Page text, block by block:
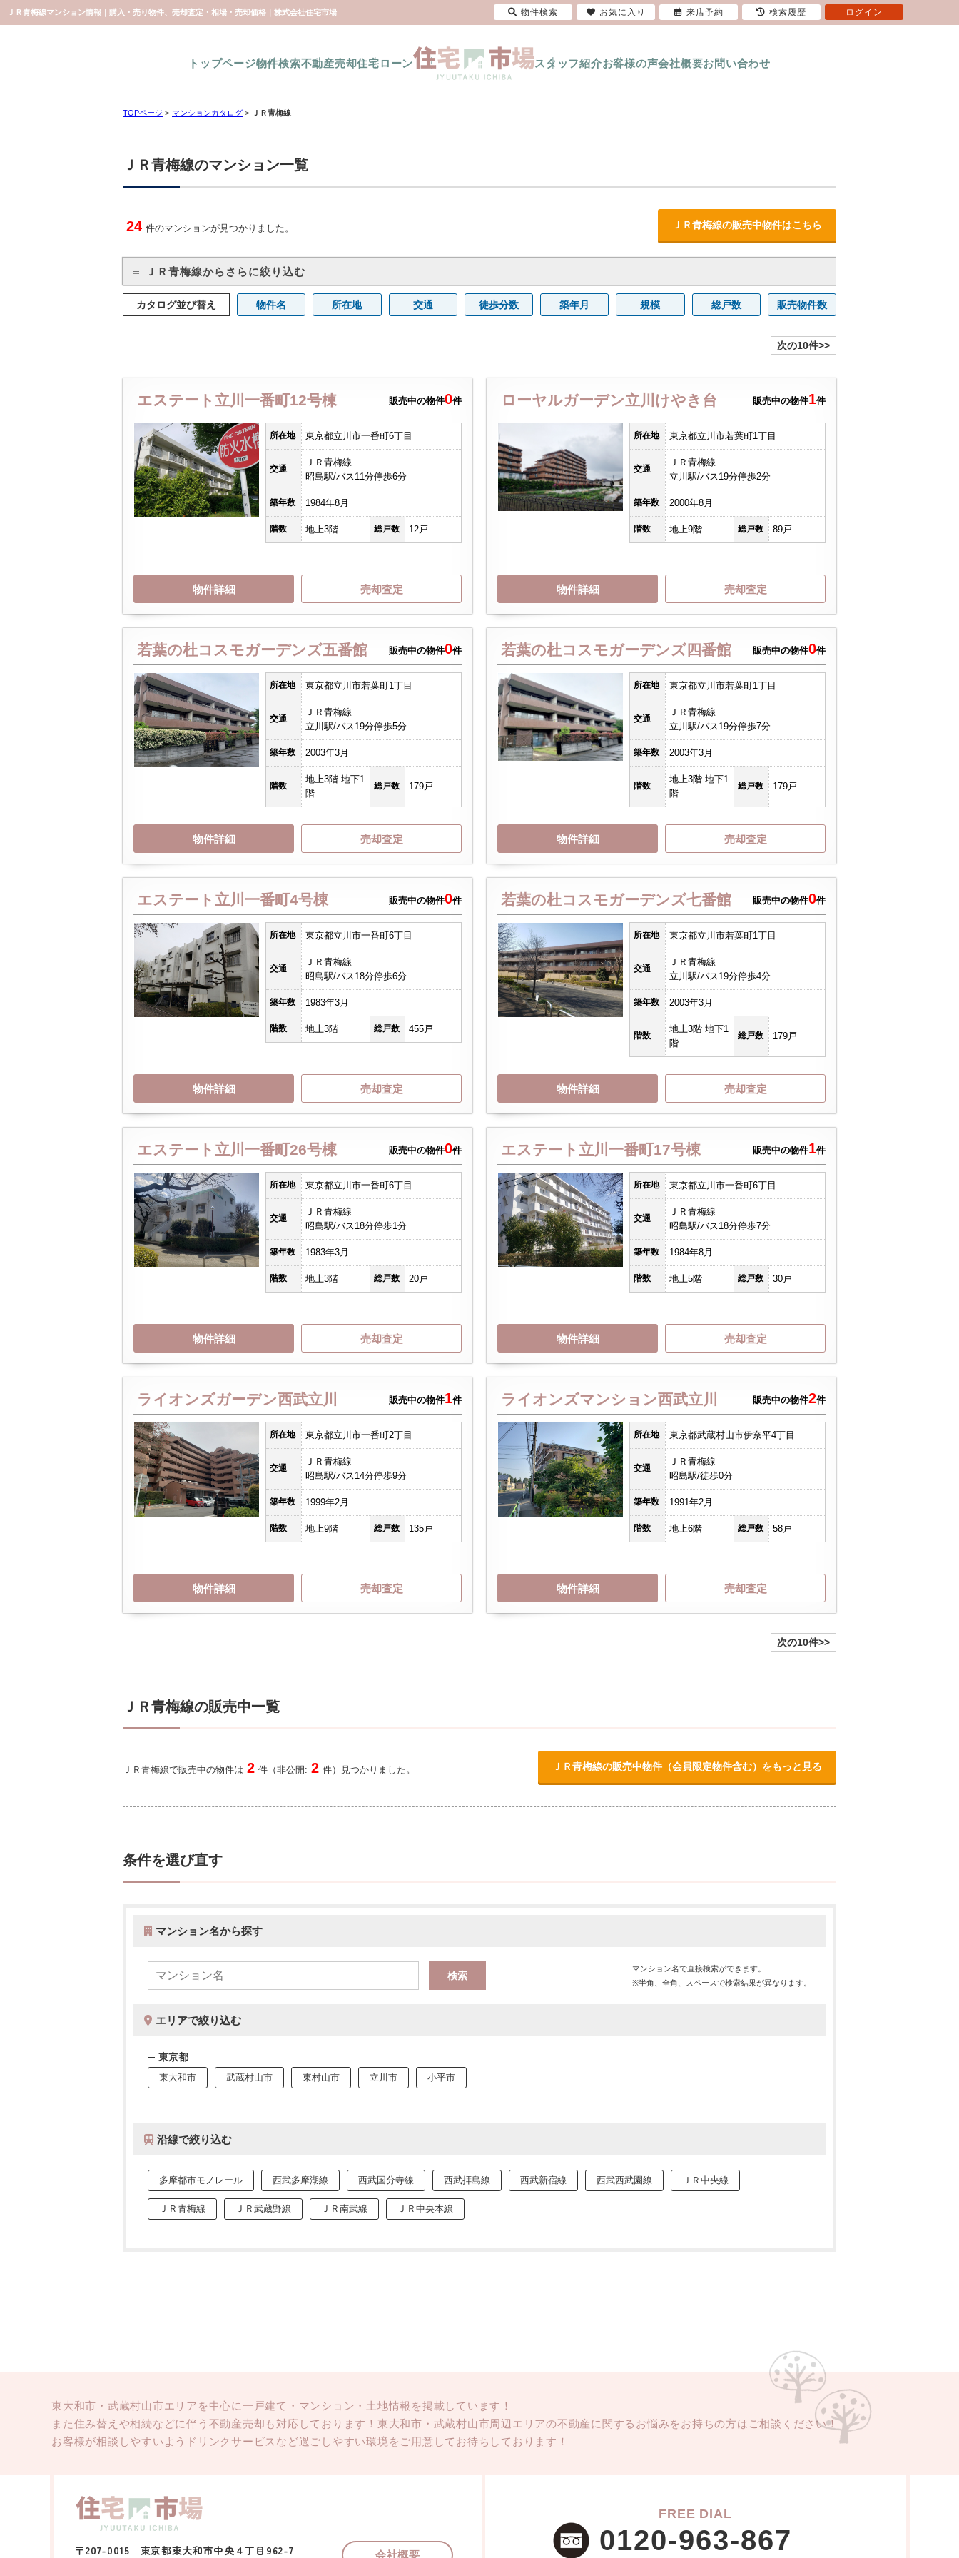
ＪＲ青梅線マンション情報｜購入・売り物件、売却査定・相場・売却価格｜株式会社住宅市場
トップページ物件検索不動産売却住宅ローン スタッフ紹介お客様の声会社概要お問い合わせ
TOPページ > マンションカタログ > ＪＲ青梅線
ＪＲ青梅線のマンション一覧
24 件のマンションが見つかりました。 ＪＲ青梅線の販売中物件はこちら
＝ ＪＲ青梅線からさらに絞り込む
カタログ並び替え 物件名 所在地 交通 徒歩分数 築年月 規模 総戸数 販売物件数
次の10件>>
エステート立川一番町12号棟 販売中の物件0件
所在地 東京都立川市一番町6丁目
交通
ＪＲ青梅線
昭島駅/バス11分停歩6分
築年数 1984年8月
階数 地上3階 総戸数 12戸
物件詳細 売却査定
ローヤルガーデン立川けやき台 販売中の物件1件
所在地 東京都立川市若葉町1丁目
交通
ＪＲ青梅線
立川駅/バス19分停歩2分
築年数 2000年8月
階数 地上9階 総戸数 89戸
物件詳細 売却査定
若葉の杜コスモガーデンズ五番館 販売中の物件0件
所在地 東京都立川市若葉町1丁目
交通
ＪＲ青梅線
立川駅/バス19分停歩5分
築年数 2003年3月
階数
地上3階 地下1
階
総戸数 179戸
物件詳細 売却査定
若葉の杜コスモガーデンズ四番館 販売中の物件0件
所在地 東京都立川市若葉町1丁目
交通
ＪＲ青梅線
立川駅/バス19分停歩7分
築年数 2003年3月
階数
地上3階 地下1
階
総戸数 179戸
物件詳細 売却査定
エステート立川一番町4号棟 販売中の物件0件
所在地 東京都立川市一番町6丁目
交通
ＪＲ青梅線
昭島駅/バス18分停歩6分
築年数 1983年3月
階数 地上3階 総戸数 455戸
物件詳細 売却査定
若葉の杜コスモガーデンズ七番館 販売中の物件0件
所在地 東京都立川市若葉町1丁目
交通
ＪＲ青梅線
立川駅/バス19分停歩4分
築年数 2003年3月
階数
地上3階 地下1
階
総戸数 179戸
物件詳細 売却査定
エステート立川一番町26号棟 販売中の物件0件
所在地 東京都立川市一番町6丁目
交通
ＪＲ青梅線
昭島駅/バス18分停歩1分
築年数 1983年3月
階数 地上3階 総戸数 20戸
物件詳細 売却査定
エステート立川一番町17号棟 販売中の物件1件
所在地 東京都立川市一番町6丁目
交通
ＪＲ青梅線
昭島駅/バス18分停歩7分
築年数 1984年8月
階数 地上5階 総戸数 30戸
物件詳細 売却査定
ライオンズガーデン西武立川 販売中の物件1件
所在地 東京都立川市一番町2丁目
交通
ＪＲ青梅線
昭島駅/バス14分停歩9分
築年数 1999年2月
階数 地上9階 総戸数 135戸
物件詳細 売却査定
ライオンズマンション西武立川 販売中の物件2件
所在地 東京都武蔵村山市伊奈平4丁目
交通
ＪＲ青梅線
昭島駅/徒歩0分
築年数 1991年2月
階数 地上6階 総戸数 58戸
物件詳細 売却査定
次の10件>>
ＪＲ青梅線の販売中一覧
ＪＲ青梅線で販売中の物件は 2 件（非公開: 2 件）見つかりました。 ＪＲ青梅線の販売中物件（会員限定物件含む）をもっと見る
条件を選び直す
マンション名から探す
マンション名で直接検索ができます。
※半角、全角、スペースで検索結果が異なります。
エリアで絞り込む
東京都
東大和市 武蔵村山市 東村山市 立川市 小平市
沿線で絞り込む
多摩都市モノレール 西武多摩湖線 西武国分寺線 西武拝島線 西武新宿線 西武西武園線 ＪＲ中央線
ＪＲ青梅線 ＪＲ武蔵野線 ＪＲ南武線 ＪＲ中央本線
東大和市・武蔵村山市エリアを中心に一戸建て・マンション・土地情報を掲載しています！
また住み替えや相続などに伴う不動産売却も対応しております！東大和市・武蔵村山市周辺エリアの不動産に関するお悩みをお持ちの方はご相談ください！
お客様が相談しやすいようドリンクサービスなど過ごしやすい環境をご用意してお待ちしております！
〒207-0015 東京都東大和市中央４丁目962-7 会社概要
FREE DIAL
0120-963-867
物件検索 お気に入り 来店予約 検索履歴 ログイン